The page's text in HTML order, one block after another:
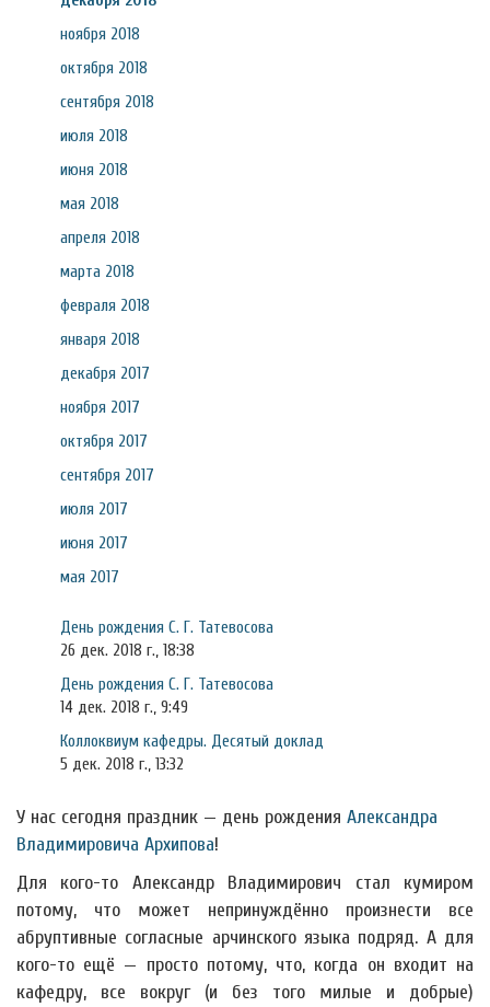
ноября 2018
октября 2018
сентября 2018
июля 2018
июня 2018
мая 2018
апреля 2018
марта 2018
февраля 2018
января 2018
декабря 2017
ноября 2017
октября 2017
сентября 2017
июля 2017
июня 2017
мая 2017
День рождения С. Г. Татевосова
26 дек. 2018 г., 18:38
День рождения С. Г. Татевосова
14 дек. 2018 г., 9:49
Коллоквиум кафедры. Десятый доклад
5 дек. 2018 г., 13:32
У нас сегодня праздник — день рождения Александра
Владимировича Архипова!
Для кого-то Александр Владимирович стал кумиром
потому, что может непринуждённо произнести все
абруптивные согласные арчинского языка подряд. А для
кого-то ещё — просто потому, что, когда он входит на
кафедру, все вокруг (и без того милые и добрые)